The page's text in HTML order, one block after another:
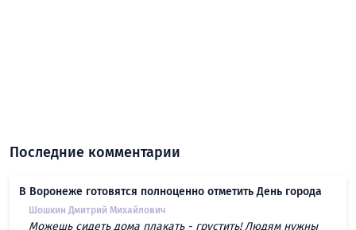
Последние комментарии
В Воронеже готовятся полноценно отметить День города
Шошкин Дмитрий Михайлович
Можешь сидеть дома плакать - грустить! Людям нужны